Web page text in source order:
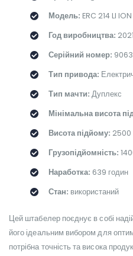
Модель: ERC 214 LI
Год виробництва: 2021
Серійний номер:
Тип привода:
Тип мачти: Дуплекс
Мінімальна висота
Висота підйому:
Грузопідйомність:
Наработка: 639 годин
Стан: використаний
Цей штабелер поєднує в собі
його ідеальним вибором для
потрібна точність та висока